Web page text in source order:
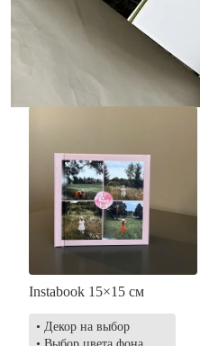
• Загрузка фото и текста
Instabook 15×15 см
• Декор на выбор